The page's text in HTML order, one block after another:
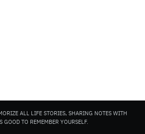
ALL LIFE STORIES, SHARING NOTES WITH
GOOD TO REMEMBER YOURSELF.